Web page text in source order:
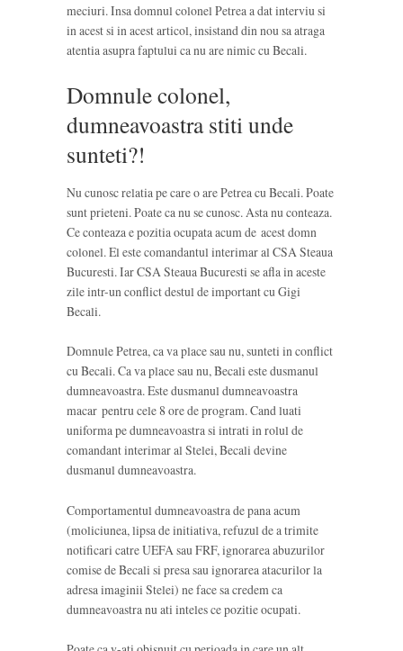
meciuri. Insa domnul colonel Petrea a dat interviu si
in acest si in acest articol, insistand din nou sa atraga
atentia asupra faptului ca nu are nimic cu Becali.
Domnule colonel,
dumneavoastra stiti unde
sunteti?!
Nu cunosc relatia pe care o are Petrea cu Becali. Poate
sunt prieteni. Poate ca nu se cunosc. Asta nu conteaza.
Ce conteaza e pozitia ocupata acum de acest domn
colonel. El este comandantul interimar al CSA Steaua
Bucuresti. Iar CSA Steaua Bucuresti se afla in aceste
zile intr-un conflict destul de important cu Gigi
Becali.
Domnule Petrea, ca va place sau nu, sunteti in conflict
cu Becali. Ca va place sau nu, Becali este dusmanul
dumneavoastra. Este dusmanul dumneavoastra
macar pentru cele 8 ore de program. Cand luati
uniforma pe dumneavoastra si intrati in rolul de
comandant interimar al Stelei, Becali devine
dusmanul dumneavoastra.
Comportamentul dumneavoastra de pana acum
(moliciunea, lipsa de initiativa, refuzul de a trimite
notificari catre UEFA sau FRF, ignorarea abuzurilor
comise de Becali si presa sau ignorarea atacurilor la
adresa imaginii Stelei) ne face sa credem ca
dumneavoastra nu ati inteles ce pozitie ocupati.